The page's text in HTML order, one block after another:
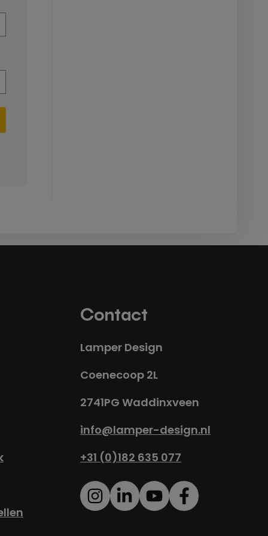
Contact
Lamper Design
Coenecoop 2L
2741PG Waddinxveen
info@lamper-design.nl
+31 (0)182 635 077